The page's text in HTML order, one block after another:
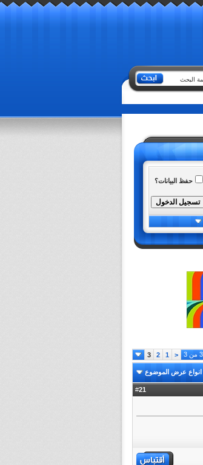
حفظ البيانات؟
<
1
2
3
انواع عرض الموضوع
21